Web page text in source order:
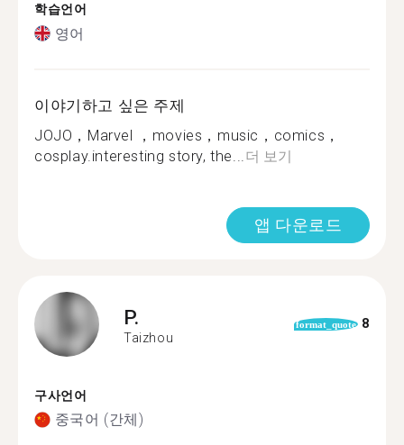
학습언어
영어
이야기하고 싶은 주제
JOJO，Marvel ，movies，music，comics，
cosplay.interesting story, the... 더 보기
앱 다운로드
P.
Taizhou
format_quote 8
구사언어
중국어 (간체)